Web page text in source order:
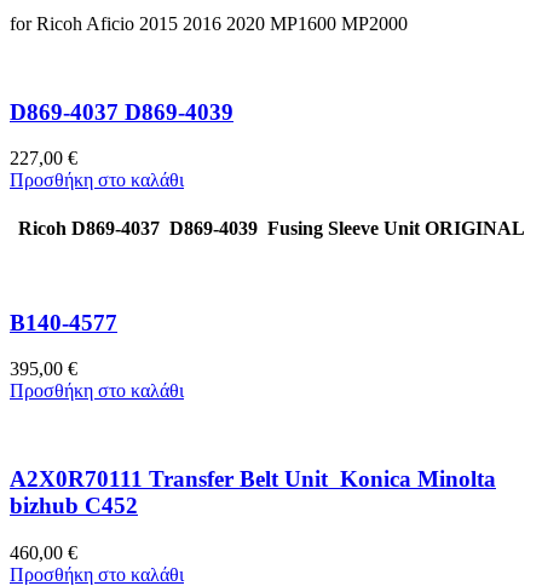
for Ricoh Aficio 2015 2016 2020 MP1600 MP2000
D869-4037 D869-4039
227,00 €
Προσθήκη στο καλάθι
Ricoh D869-4037 D869-4039 Fusing Sleeve Unit ORIGINAL
B140-4577
395,00 €
Προσθήκη στο καλάθι
A2X0R70111 Transfer Belt Unit Konica Minolta
bizhub C452
460,00 €
Προσθήκη στο καλάθι